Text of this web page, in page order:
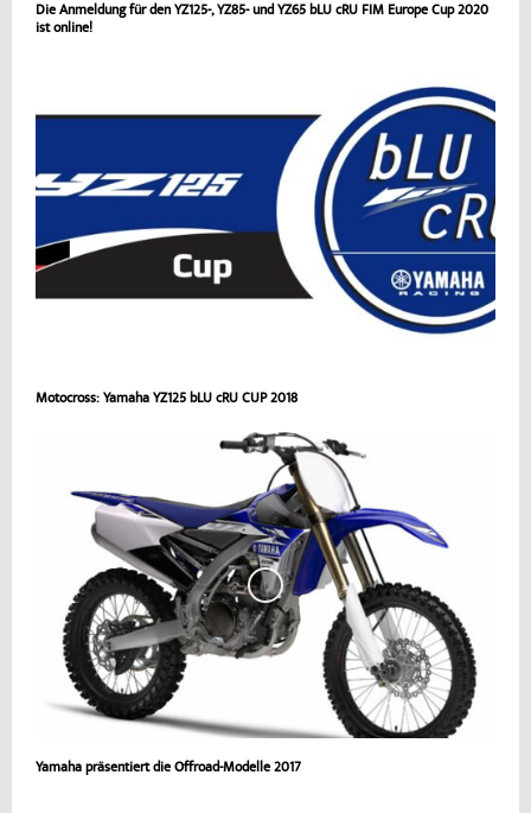
Die Anmeldung für den YZ125-, YZ85- und YZ65 bLU cRU FIM Europe Cup 2020
ist online!
Motocross: Yamaha YZ125 bLU cRU CUP 2018
Yamaha präsentiert die Offroad-Modelle 2017